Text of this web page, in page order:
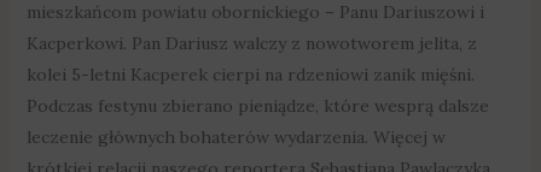
mieszkańcom powiatu obornickiego – Panu Dariuszowi i
Kacperkowi. Pan Dariusz walczy z nowotworem jelita, z
kolei 5-letni Kacperek cierpi na rdzeniowi zanik mięśni.
Podczas festynu zbierano pieniądze, które wesprą dalsze
leczenie głównych bohaterów wydarzenia. Więcej w